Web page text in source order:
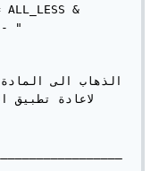
- "